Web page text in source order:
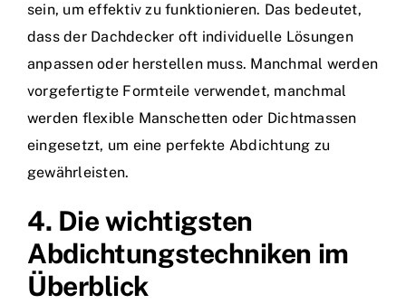
sein, um effektiv zu funktionieren. Das bedeutet,
dass der Dachdecker oft individuelle Lösungen
anpassen oder herstellen muss. Manchmal werden
vorgefertigte Formteile verwendet, manchmal
werden flexible Manschetten oder Dichtmassen
eingesetzt, um eine perfekte Abdichtung zu
gewährleisten.
4. Die wichtigsten
Abdichtungstechniken im
Überblick